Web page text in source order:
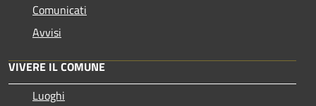
Comunicati
Avvisi
VIVERE IL COMUNE
Luoghi